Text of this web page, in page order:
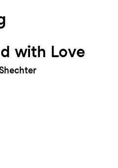
with Love